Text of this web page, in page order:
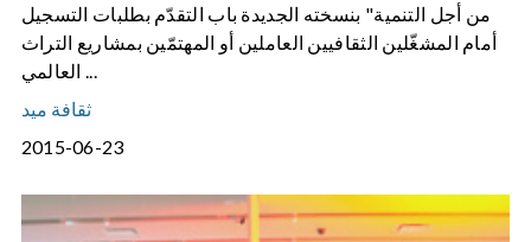
من أجل التنمية" بنسخته الجديدة باب التقدّم بطلبات التسجيل
أمام المشغّلين الثقافيين العاملين أو المهتمّين بمشاريع التراث
العالمي ...
ثقافة ميد
2015-06-23